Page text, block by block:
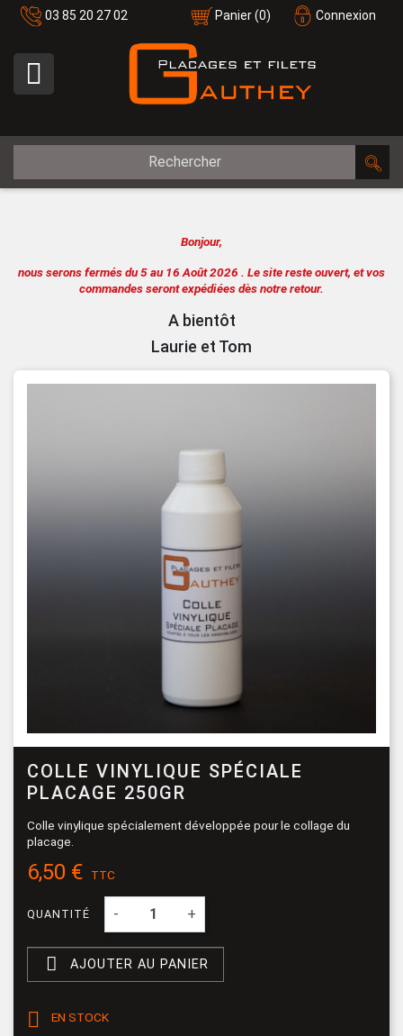
03 85 20 27 02 Connexion
Panier(0)

Bonjour,
nous serons fermés du 5 au 16 Août 2026 . Le site reste ouvert, et vos
commandes seront expédiées dès notre retour.
A bientôt
Laurie et Tom
COLLE VINYLIQUE SPÉCIALE
PLACAGE 250GR
Colle vinylique spécialement développée pour le collage du
placage.
6,50 € TTC
QUANTITÉ - +
 AJOUTER AU PANIER
 EN STOCK